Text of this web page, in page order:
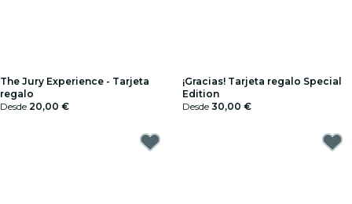
The Jury Experience - Tarjeta
regalo
Desde 20,00 €
¡Gracias! Tarjeta regalo Special
Edition
Desde 30,00 €